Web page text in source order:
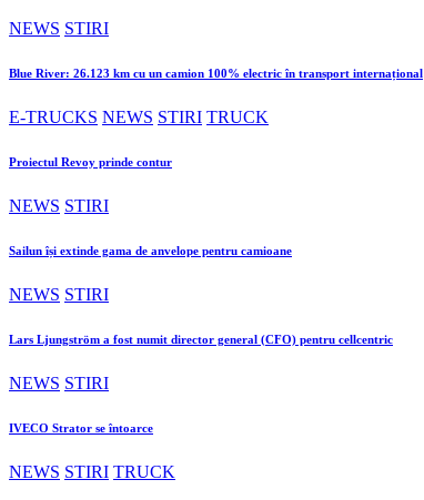
NEWS STIRI
Blue River: 26.123 km cu un camion 100% electric în transport internațional
E-TRUCKS NEWS STIRI TRUCK
Proiectul Revoy prinde contur
NEWS STIRI
Sailun își extinde gama de anvelope pentru camioane
NEWS STIRI
Lars Ljungström a fost numit director general (CFO) pentru cellcentric
NEWS STIRI
IVECO Strator se întoarce
NEWS STIRI TRUCK